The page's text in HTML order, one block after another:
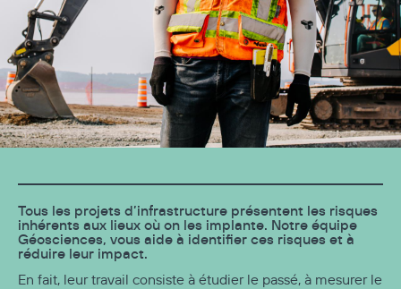
Tous les projets d’infrastructure présentent les risques
inhérents aux lieux où on les implante. Notre équipe
Géosciences, vous aide à identifier ces risques et à
réduire leur impact.
En fait, leur travail consiste à étudier le passé, à mesurer le